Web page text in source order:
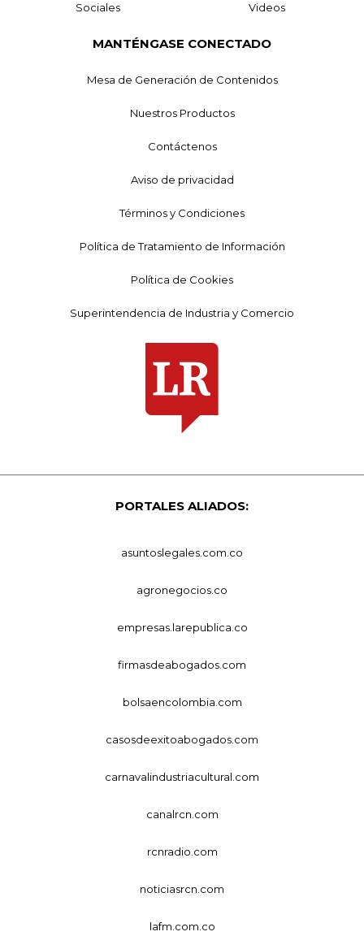
Sociales Videos
MANTÉNGASE CONECTADO
Mesa de Generación de Contenidos
Nuestros Productos
Contáctenos
Aviso de privacidad
Términos y Condiciones
Política de Tratamiento de Información
Política de Cookies
Superintendencia de Industria y Comercio
PORTALES ALIADOS:
asuntoslegales.com.co
agronegocios.co
empresas.larepublica.co
firmasdeabogados.com
bolsaencolombia.com
casosdeexitoabogados.com
carnavalindustriacultural.com
canalrcn.com
rcnradio.com
noticiasrcn.com
lafm.com.co